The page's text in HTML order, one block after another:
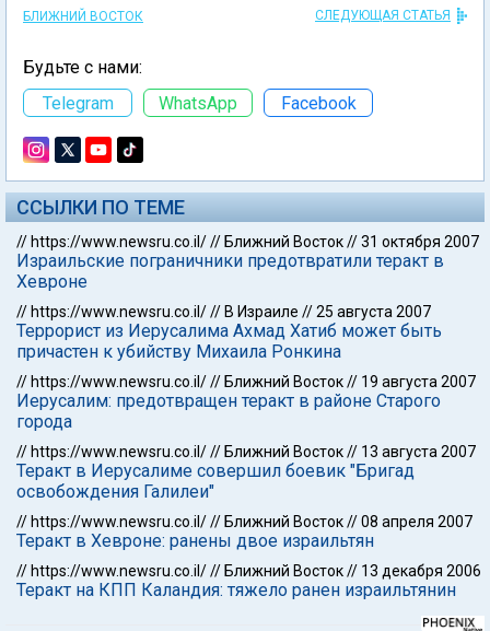
БЛИЖНИЙ ВОСТОК СЛЕДУЮЩАЯ СТАТЬЯ
Будьте с нами:
Telegram
WhatsApp Facebook
ССЫЛКИ ПО ТЕМЕ
// https://www.newsru.co.il/// Ближний Восток//31 октября 2007
Израильские пограничники предотвратили теракт в
Хевроне
// https://www.newsru.co.il/// В Израиле //25 августа 2007
Террорист из Иерусалима Ахмад Хатиб может быть
причастен к убийству Михаила Ронкина
// https://www.newsru.co.il/// Ближний Восток// 19 августа 2007
Иерусалим: предотвращен теракт в районе Старого
города
// https://www.newsru.co.il/// Ближний Восток// 13 августа 2007
Теракт в Иерусалиме совершил боевик "Бригад
освобождения Галилеи"
// https://www.newsru.co.il/// Ближний Восток//08 апреля 2007
Теракт в Хевроне: ранены двое израильтян
// https://www.newsru.co.il/// Ближний Восток// 13 декабря 2006
Теракт на КПП Каландия: тяжело ранен израильтянин